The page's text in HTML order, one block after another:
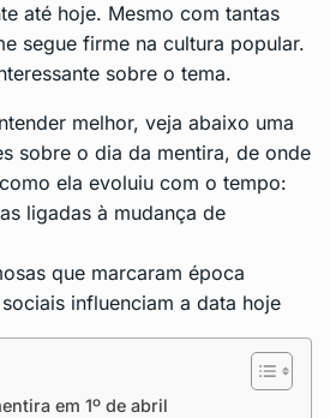
até hoje. Mesmo com tantas
segue firme na cultura popular.
sobre o tema.
melhor, veja abaixo uma
sobre o dia da mentira, de onde
ela evoluiu com o tempo:
ligadas à mudança de
que marcaram época
influenciam a data hoje
em 1º de abril